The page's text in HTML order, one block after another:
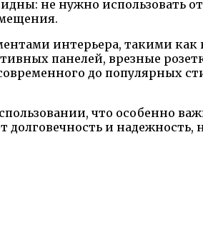
не нужно использовать
интерьера, такими
панелей, врезные
до популярных
что особенно
и надежность,